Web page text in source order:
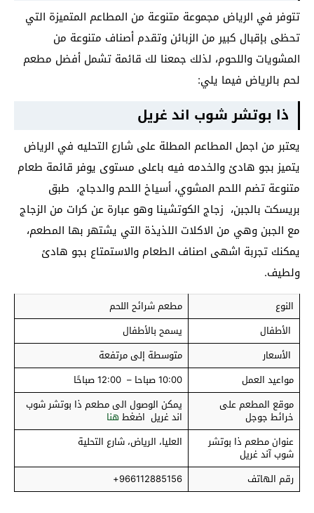
تتوفر في الرياض مجموعة متنوعة من المطاعم المتميزة التي
تحظى بإقبال كبير من الزبائن وتقدم أصناف متنوعة من
المشويات واللحوم، لذلك جمعنا لك قائمة تشمل أفضل مطعم
لحم بالرياض فيما يلي:
ذا بوتشر شوب اند غريل
يعتبر من اجمل المطاعم المطلة على شارع التحليه في الرياض
يتميز بجو هادئ والخدمه فيه باعلى مستوى يوفر قائمة طعام
متنوعة تضم اللحم المشوي، أسياخ اللحم والدجاج، طبق
بريسكت بالجبن، زجاج الكوتشينا وهو عبارة عن كرات من الزجاج
مع الجبن وهي من الاكلات اللذيذة التي يشتهر بها المطعم،
يمكنك تجربة اشهى اصناف الطعام والاستمتاع بجو هادئ
ولطيف.
النوع
مطعم شرائح اللحم
الأطفال
يسمح بالأطفال
الأسعار
متوسطة إلى مرتفعة
مواعيد العمل
10:00 صباحا – 12:00 صباحًا
موقع المطعم على
خرائط جوجل
يمكن الوصول الى مطعم ذا بوتشر شوب
اند غريل اضغط هنا
عنوان مطعم ذا بوتشر
شوب آند غريل
العليا، الرياض، شارع التحلية
رقم الهاتف 966112885156+